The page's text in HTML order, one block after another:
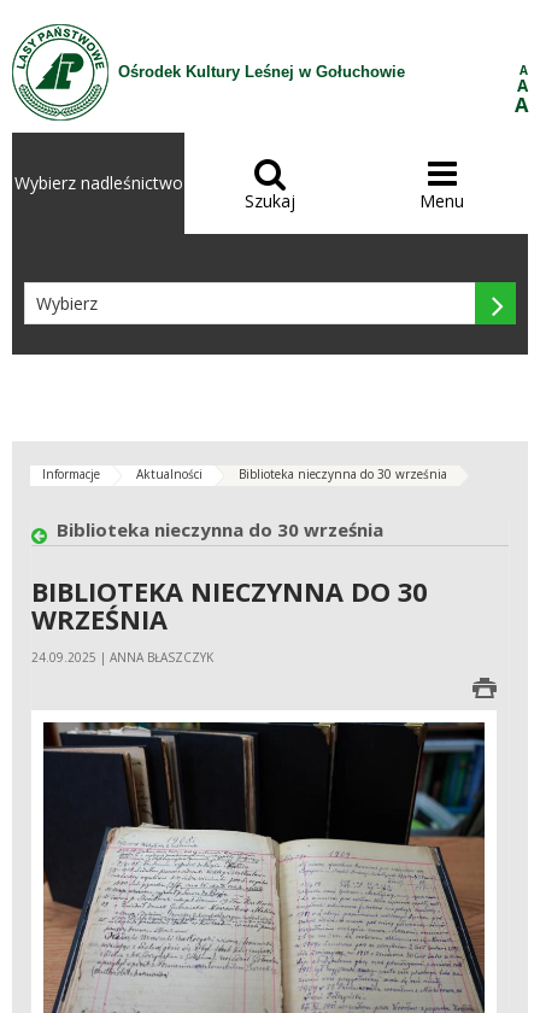
Przejdź do treści
Ośrodek Kultury Leśnej w Gołuchowie A
A
A
Wybierz nadleśnictwo 
Szukaj

Menu

Informacje Aktualności Biblioteka nieczynna do 30 września
Biblioteka nieczynna do 30 września
BIBLIOTEKA NIECZYNNA DO 30
WRZEŚNIA
24.09.2025 | ANNA BŁASZCZYK